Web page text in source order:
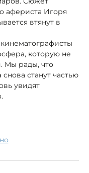
афериста Игоря
втянут в
которую не
Мы рады, что
станут частью
увидят